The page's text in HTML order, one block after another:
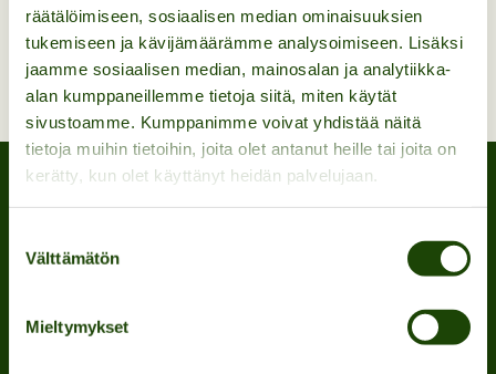
räätälöimiseen, sosiaalisen median ominaisuuksien
tukemiseen ja kävijämäärämme analysoimiseen. Lisäksi
jaamme sosiaalisen median, mainosalan ja analytiikka-
alan kumppaneillemme tietoja siitä, miten käytät
sivustoamme. Kumppanimme voivat yhdistää näitä
tietoja muihin tietoihin, joita olet antanut heille tai joita on
kerätty, kun olet käyttänyt heidän palvelujaan.
valinta
Välttämätön
Mieltymykset
Anna lahjaksi